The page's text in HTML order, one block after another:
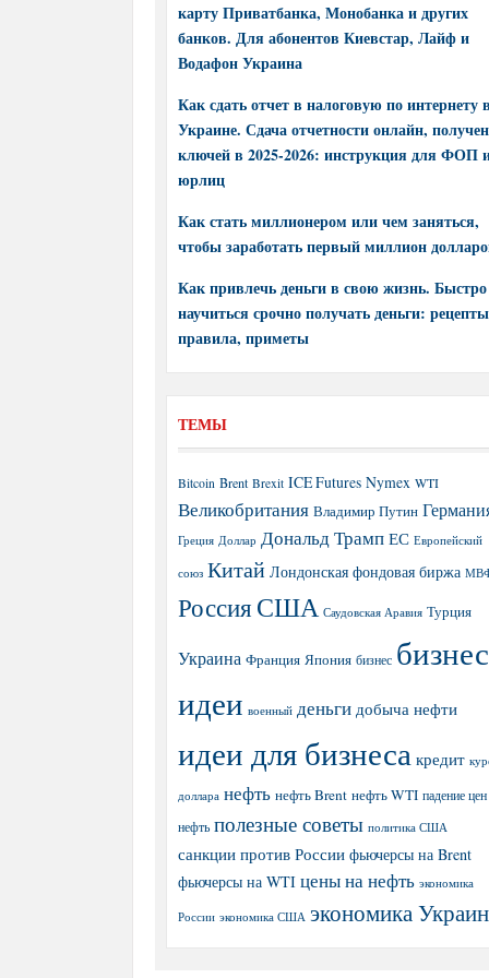
карту Приватбанка, Монобанка и других
банков. Для абонентов Киевстар, Лайф и
Водафон Украина
Как сдать отчет в налоговую по интернету в
Украине. Сдача отчетности онлайн,
ключей в 2025-2026: инструкция для ФОП
юрлиц
Как стать миллионером или чем заняться,
чтобы заработать первый миллион
Как привлечь деньги в свою жизнь. Быстро
научиться срочно получать деньги:
правила, приметы
ТЕМЫ
Bitcoin Brent Brexit ICE Futures Nymex WTI
Великобритания Владимир Путин
Греция Доллар Дональд Трамп ЕС Европейский
союз Китай Лондонская фондовая биржа
РоссияСША Саудовская Аравия Турция
Украина Франция Япония бизнес бизнес
идеи военный деньги добыча нефти
идеи для бизнеса кредит
доллара нефть нефть Brent нефть WTI падение
нефть полезные советы политика США
санкции против России фьючерсы на Brent
фьючерсы на WTI цены на нефть экономика
России экономика США экономика